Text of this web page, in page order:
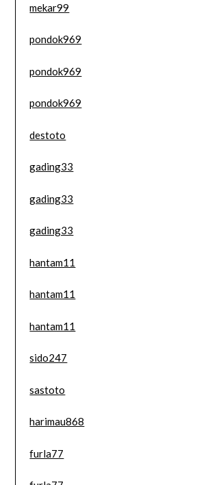
mekar99
pondok969
pondok969
pondok969
destoto
gading33
gading33
gading33
hantam11
hantam11
hantam11
sido247
sastoto
harimau868
furla77